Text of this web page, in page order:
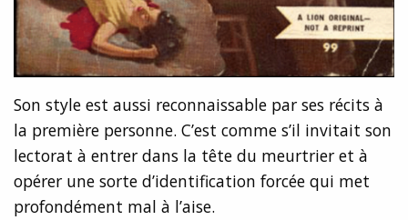
Son style est aussi reconnaissable par ses récits à
la première personne. C’est comme s’il invitait son
lectorat à entrer dans la tête du meurtrier et à
opérer une sorte d’identification forcée qui met
profondément mal à l’aise.